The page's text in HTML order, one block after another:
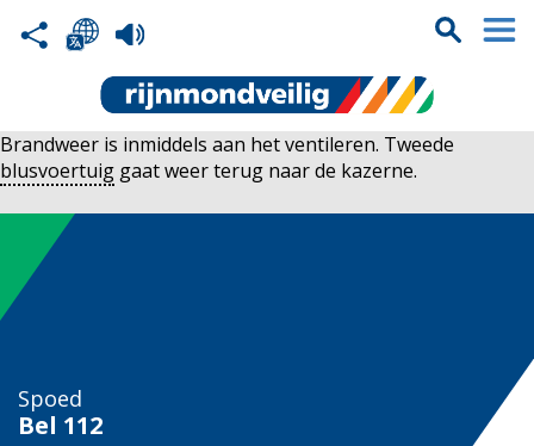
Brandweer is inmiddels aan het ventileren. Tweede
blusvoertuig gaat weer terug naar de kazerne.
Spoed
Bel 112